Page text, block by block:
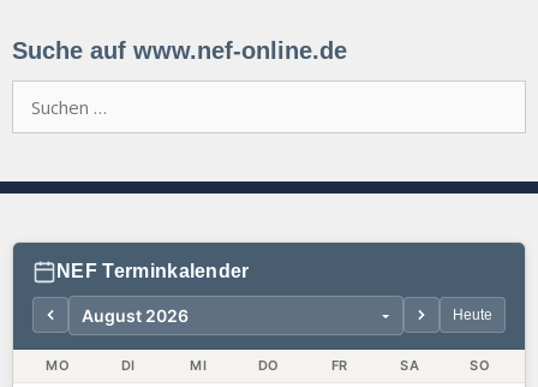
Suche auf www.nef-online.de
nach:
NEF Terminkalender
Heute
MO DI MI DO FR SA SO